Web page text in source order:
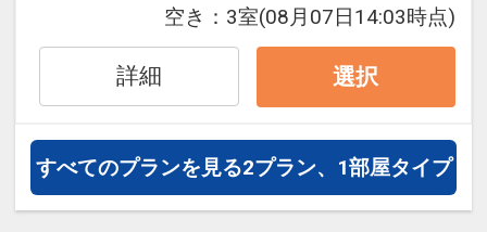
※旅行代金に含まれます。
設定期間：2026年4月1日～2027年3月
インターネットコース番号：DP-1-
17215743
空き： 3室(08月07日14:03時点)
詳細 選択
すべてのプランを見る2プラン、1部屋タイプ